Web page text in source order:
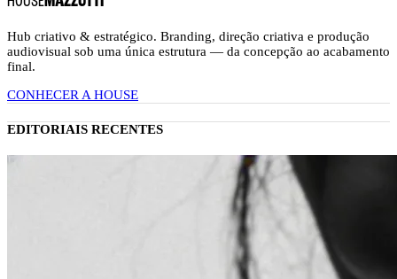
Hub criativo & estratégico. Branding, direção criativa e produção
audiovisual sob uma única estrutura — da concepção ao acabamento
final.
CONHECER A HOUSE
EDITORIAIS RECENTES